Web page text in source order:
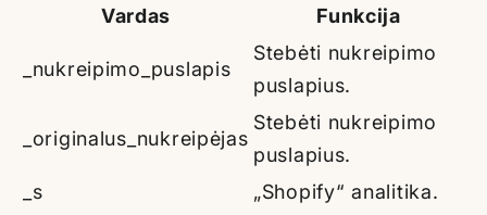
Vardas Funkcija
_nukreipimo_puslapis
Stebėti nukreipimo
puslapius.
_originalus_nukreipėjas
Stebėti nukreipimo
puslapius.
_s
„Shopify“ analitika.